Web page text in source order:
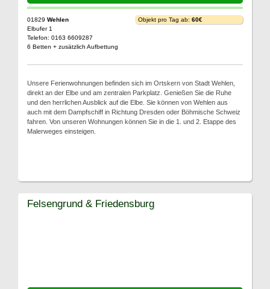
01829 Wehlen
Elbufer 1
Telefon: 0163 6609287
6 Betten + zusätzlich Aufbettung
Objekt pro Tag ab: 60€
Unsere Ferienwohnungen befinden sich im Ortskern von Stadt Wehlen,
direkt an der Elbe und am zentralen Parkplatz. Genießen Sie die Ruhe
und den herrlichen Ausblick auf die Elbe. Sie können von Wehlen aus
auch mit dem Dampfschiff in Richtung Dresden oder Böhmische Schweiz
fahren. Von unseren Wohnungen können Sie in die 1. und 2. Etappe des
Malerweges einsteigen.
Felsengrund & Friedensburg